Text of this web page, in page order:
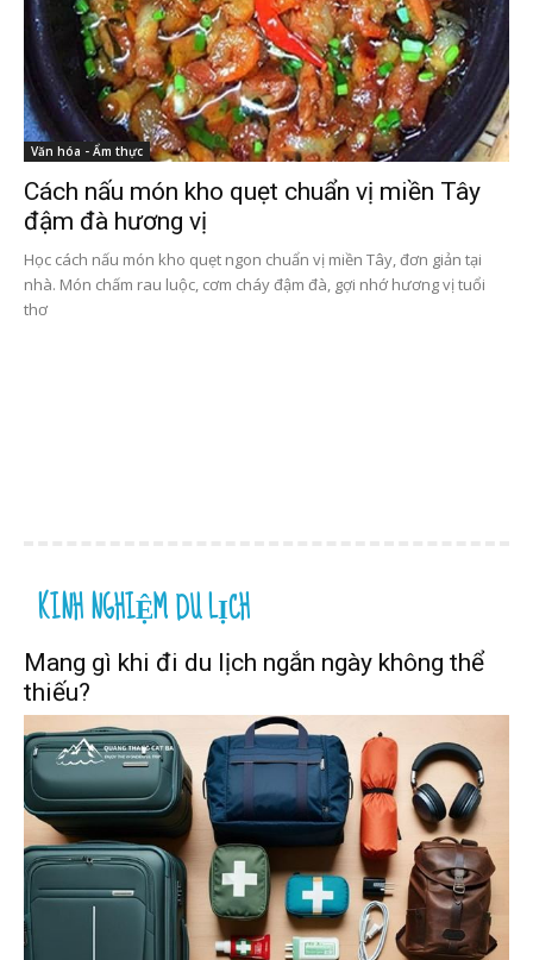
Văn hóa - Ẩm thực
Cách nấu món kho quẹt chuẩn vị miền Tây
đậm đà hương vị
Học cách nấu món kho quẹt ngon chuẩn vị miền Tây, đơn giản tại
nhà. Món chấm rau luộc, cơm cháy đậm đà, gợi nhớ hương vị tuổi
thơ
KINH NGHIỆM DU LỊCH
Mang gì khi đi du lịch ngắn ngày không thể
thiếu?